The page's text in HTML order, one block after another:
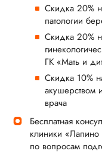
Скидка 20%
патологии
Скидка 20%
ГК «Мать и
Скидка 10%
акушерством
врача
Бесплатная
клиники
по вопросам